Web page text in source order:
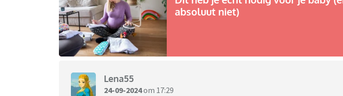
absoluut niet)
Lena55
24-09-2024om 17:29